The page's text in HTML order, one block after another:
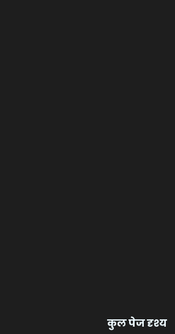
कुल पेज दृश्य